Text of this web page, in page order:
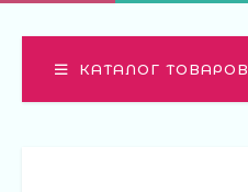
КАТАЛОГ ТОВАРОВ